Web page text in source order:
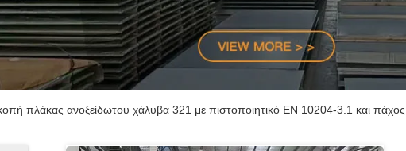
πλάκας ανοξείδωτου χάλυβα 321 με πιστοποιητικό EN 10204-3.1 και